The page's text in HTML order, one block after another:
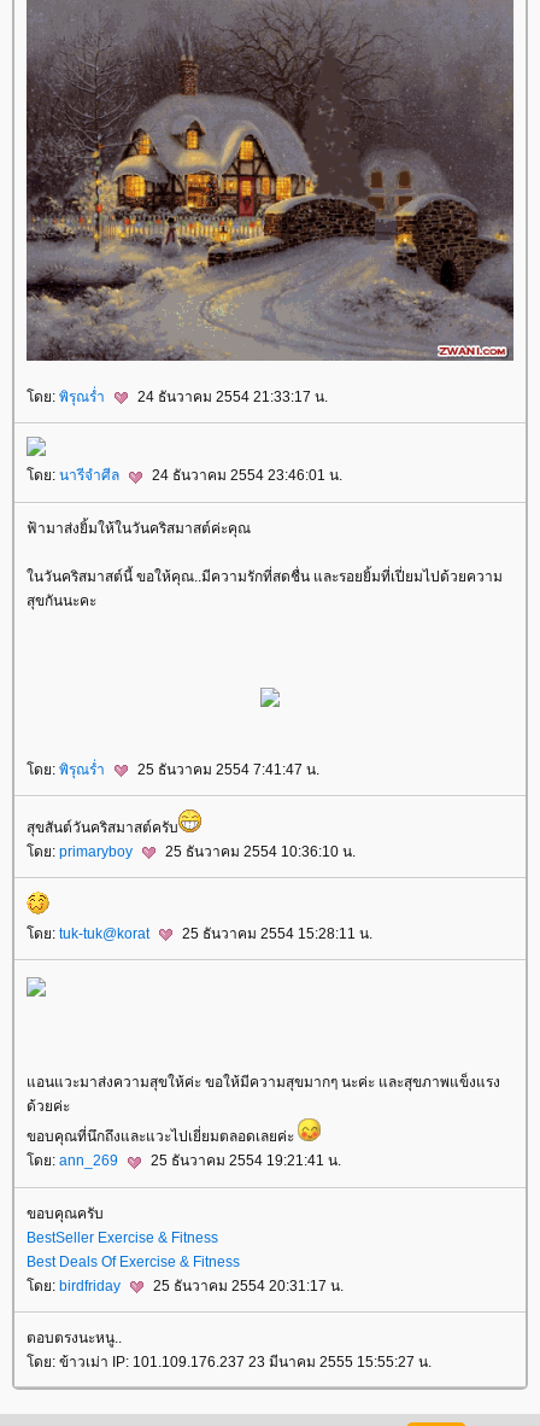
ดย: พิรุณร่ำ 24 ธันวาคม 2554 21:33:17 น.
ดย: นารีจำศีล 24 ธันวาคม 2554 23:46:01 น.
ฟ้ามาส่งยิ้มให้ในวันคริสมาสต์ค่ะคุณ
นวันคริสมาสต์นี้ ขอให้คุณ..มีความรักที่สดชื่น และรอยยิ้มที่เปี่ยมไปด้วยความ
สุขกันนะคะ
ดย: พิรุณร่ำ 25 ธันวาคม 2554 7:41:47 น.
สุขสันต์วันคริสมาสต์ครับ
ดย: primaryboy 25 ธันวาคม 2554 10:36:10 น.
ดย: tuk-tuk@korat 25 ธันวาคม 2554 15:28:11 น.
อนแวะมาส่งความสุขให้ค่ะ ขอให้มีความสุขมากๆ นะค่ะ และสุขภาพแข็งแรง
ด้วยค่ะ
ขอบคุณที่นึกถึงและแวะไปเยี่ยมตลอดเลยค่ะ
ดย: ann_269 25 ธันวาคม 2554 19:21:41 น.
ขอบคุณครับ
BestSeller Exercise & Fitness
Best Deals Of Exercise & Fitness
ดย: birdfriday 25 ธันวาคม 2554 20:31:17 น.
ตอบตรงนะหนู..
ดย: ข้าวเม่า IP: 101.109.176.237 23 มีนาคม 2555 15:55:27 น.